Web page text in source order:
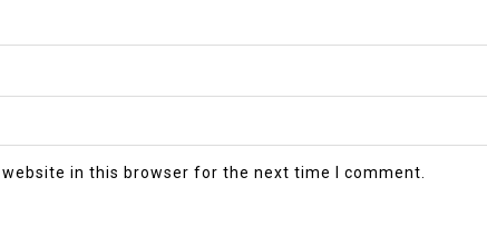
in this browser for the next time I comment.